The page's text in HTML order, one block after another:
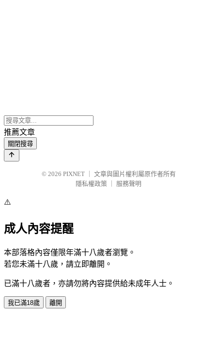
推薦文章
關閉搜尋
© 2026 PIXNET
文章與圖片權利屬原作者所有
隱私權政策
服務聲明
⚠️
成人內容提醒
本部落格內容僅限年滿十八歲者瀏覽。
若您未滿十八歲，請立即離開。
已滿十八歲者，亦請勿將內容提供給未成年人士。
我已滿18歲 離開